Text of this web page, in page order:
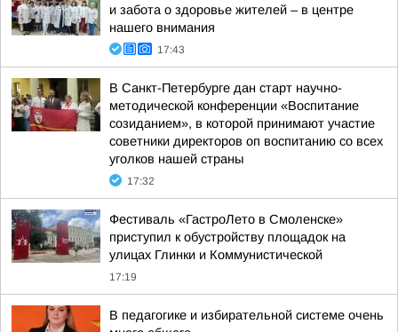
и забота о здоровье жителей – в центре
нашего внимания
17:43
В Санкт-Петербурге дан старт научно-
методической конференции «Воспитание
созиданием», в которой принимают участие
советники директоров оп воспитанию со всех
уголков нашей страны
17:32
Фестиваль «ГастроЛето в Смоленске»
приступил к обустройству площадок на
улицах Глинки и Коммунистической
17:19
В педагогике и избирательной системе очень